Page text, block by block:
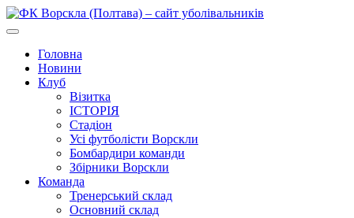
Головна
Новини
Клуб
Візитка
ІСТОРІЯ
Стадіон
Усі футболісти Ворскли
Бомбардири команди
Збірники Ворскли
Команда
Тренерський склад
Основний склад